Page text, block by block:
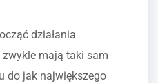
działania
mają taki sam
do jak największego